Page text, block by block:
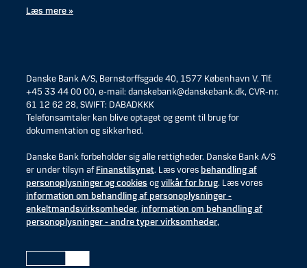
Læs mere »
Danske Bank A/S, Bernstorffsgade 40, 1577 København V. Tlf.
+45 33 44 00 00, e-mail: danskebank@danskebank.dk, CVR-nr.
61 12 62 28, SWIFT: DABADKKK
Telefonsamtaler kan blive optaget og gemt til brug for
dokumentation og sikkerhed.
Danske Bank forbeholder sig alle rettigheder. Danske Bank A/S
er under tilsyn afFinanstilsynet. Læs vores behandling af
personoplysninger og cookies ogvilkår for brug. Læs vores
information om behandling af personoplysninger -
enkeltmandsvirksomheder, information om behandling af
personoplysninger - andre typer virksomheder,